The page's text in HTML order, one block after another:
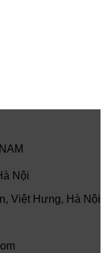
Nội
Việt Hưng, Hà Nội